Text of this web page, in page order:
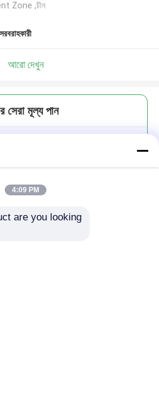
Zone ,চীন
আরো দেখুন
সেরা মূল্য পান
4:09 PM
are you looking